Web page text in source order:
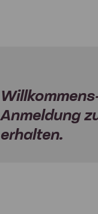
Anmeldung
erhalten.